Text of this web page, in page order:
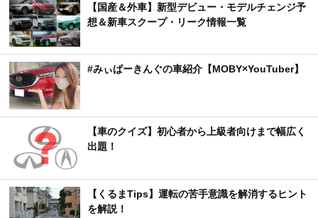
【国産＆外車】新型デビュー・モデルチェンジ予
想＆新車スクープ・リーク情報一覧
#みぃぱーきんぐの車紹介【MOBY×YouTuber】
【車のクイズ】初心者から上級者向けまで幅広く
出題！
【くるまTips】運転の苦手意識を解消するヒント
を解説！